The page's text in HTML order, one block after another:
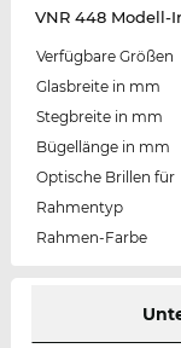
VNR 448 Modell-
Verfügbare Größen
Glasbreite in mm
Stegbreite in mm
Bügellänge in mm
Optische Brillen für
Rahmentyp
Rahmen-Farbe